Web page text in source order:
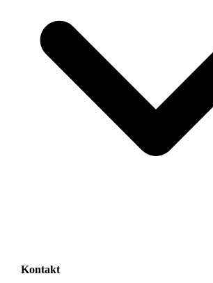
Kontakt